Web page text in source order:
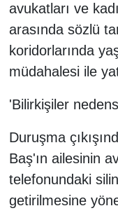
avukatları ve
arasında sözlü
koridorlarında
müdahalesi ile
'Bilirkişiler
Duruşma
Baş'ın ailesinin
telefonundaki
getirilmesine